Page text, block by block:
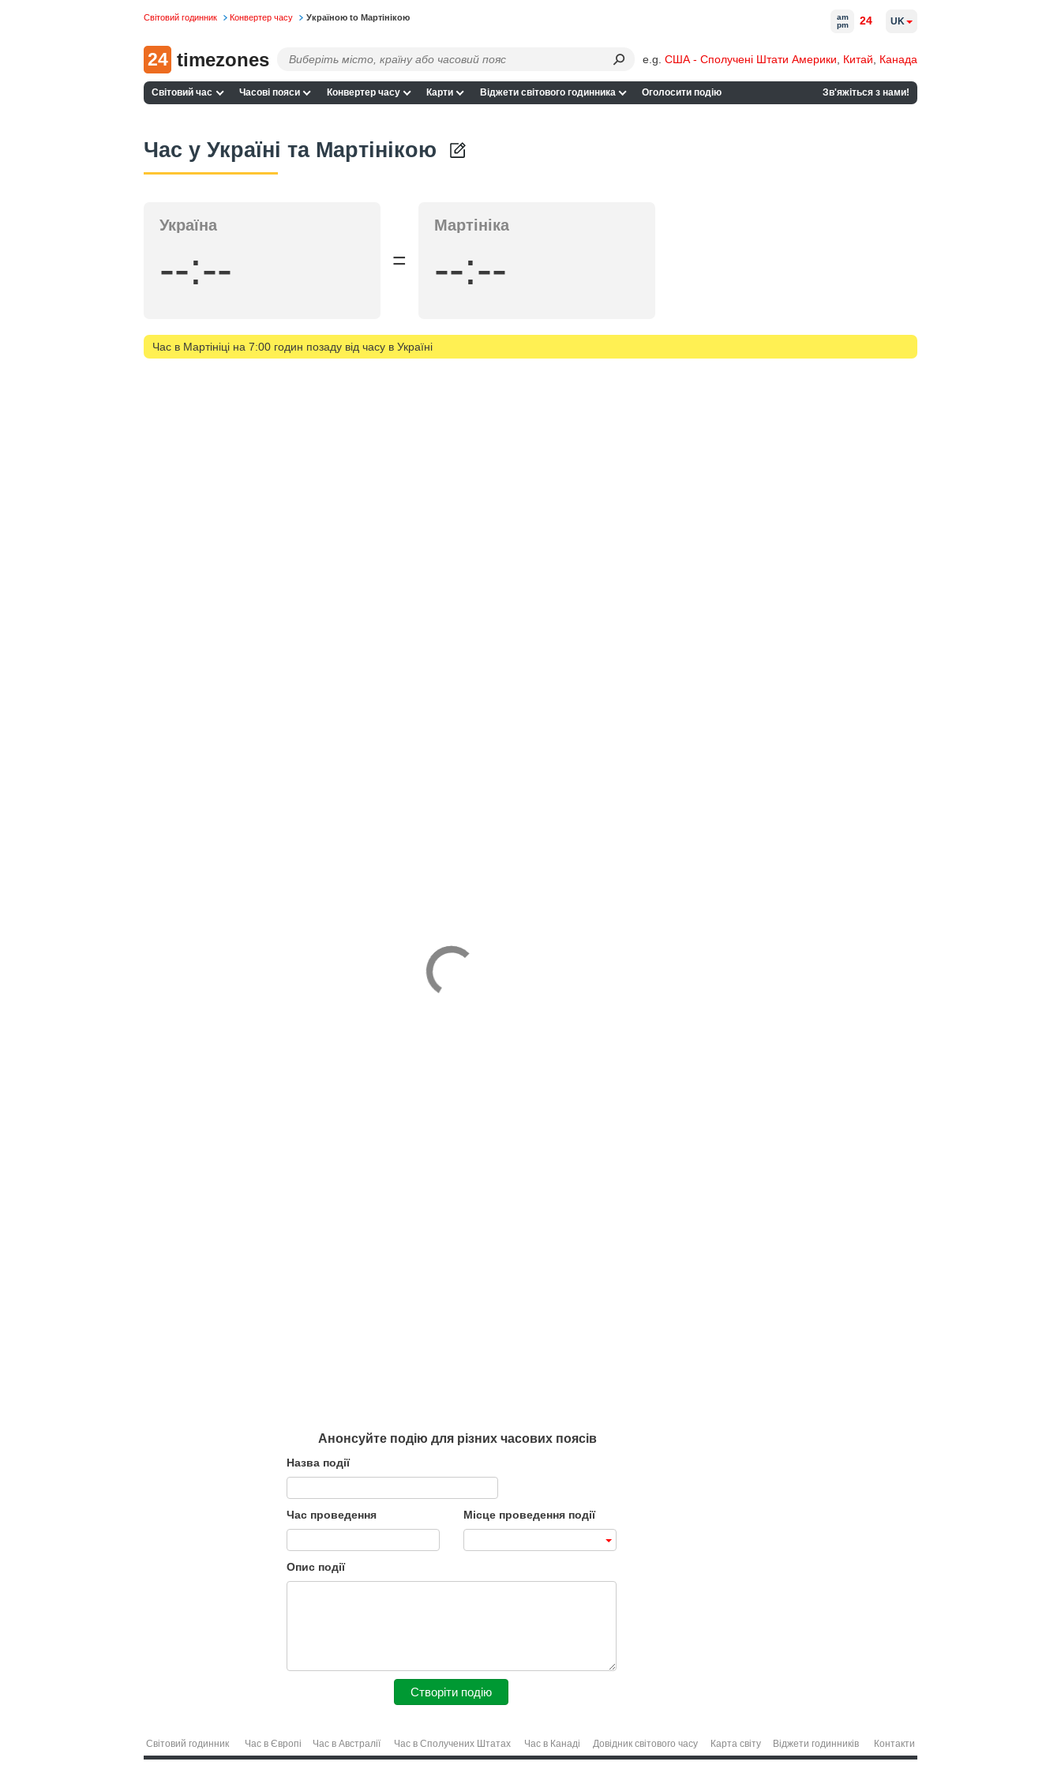
Світовий годинник Конвертер часу Україною to Мартінікою
24 timezones e.g. США - Сполучені Штати Америки Китай Канада
Світовий час Часові пояси Конвертер часу Карти Віджети світового годинника Оголосити подію Зв'яжіться з нами!
am
pm
24 UK
Час у Україні та Мартінікою
Україна
--:-- =
Мартініка
--:--
Час в Мартініці на 7:00 годин позаду від часу в Україні
Анонсуйте подію для різних часових поясів
Назва події
Час проведення Місце проведення події
Опис події
Створіти подію
Світовий годинник Час в Європі Час в Австралії Час в Сполучених Штатах Час в Канаді Довідник світового часу Карта світу Віджети годинників Контакти